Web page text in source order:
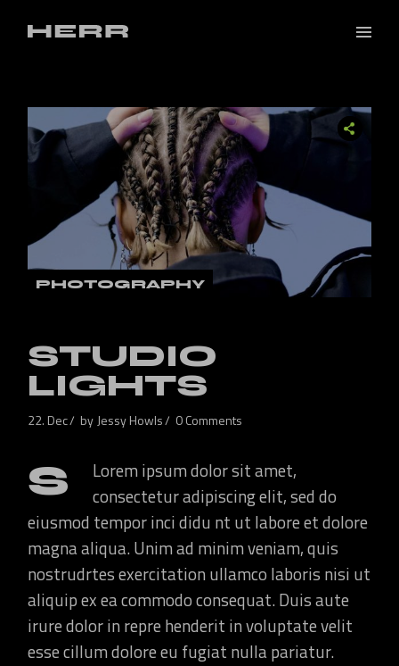
PHOTOGRAPHY
STUDIO
LIGHTS
22. Dec by Jessy Howls 0 Comments
S
Lorem ipsum dolor sit amet,
consectetur adipiscing elit, sed do
eiusmod tempor inci didu nt ut labore et dolore
magna aliqua. Unim ad minim veniam, quis
nostrudrtes exercitation ullamco laboris nisi ut
aliquip ex ea commodo consequat. Duis aute
irure dolor in repre henderit in voluptate velit
esse cillum dolore eu fugiat nulla pariatur.